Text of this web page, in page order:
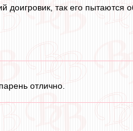
так его пытаются
отлично.